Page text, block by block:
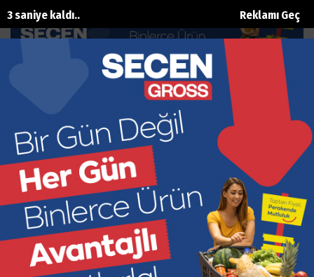
Reklamı Geç
2 saniye kaldı..
‘Bizden birileri değil bir başkaları
oturuyor orada’
Ana Sayfa Siyaset